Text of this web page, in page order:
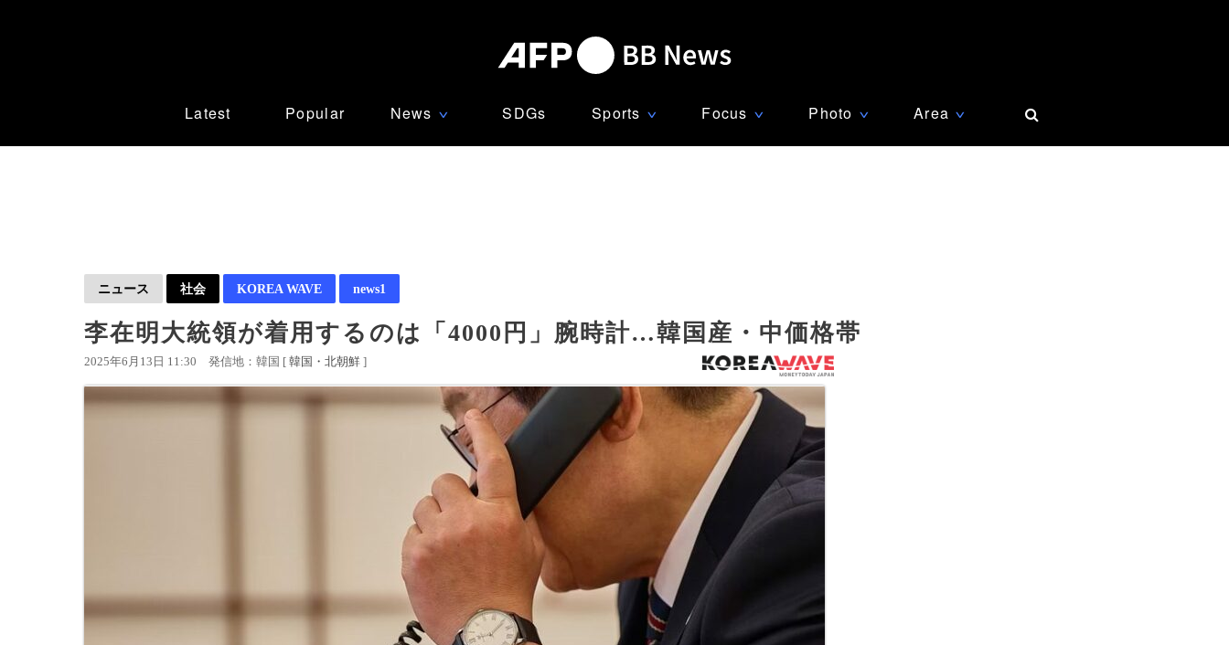
Latest Popular News ∨ SDGs Sports ∨ Focus ∨ Photo ∨ Area ∨
ニュース 社会 KOREA WAVE news1
李在明大統領が着用するのは「4000円」腕時計…韓国産・中価格帯
2025年6月13日 11:30 発信地：韓国 [ 韓国・北朝鮮 ]